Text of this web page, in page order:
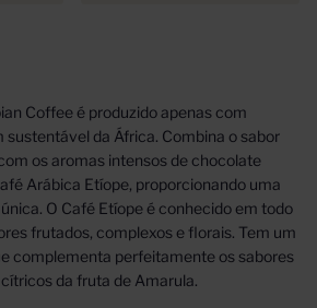
Coffee é produzido apenas com
sustentável da África. Combina o sabor
os aromas intensos de chocolate
Arábica Etíope, proporcionando uma
O Café Etíope é conhecido em todo
frutados, complexos e florais. Tem um
complementa perfeitamente os sabores
da fruta de Amarula.